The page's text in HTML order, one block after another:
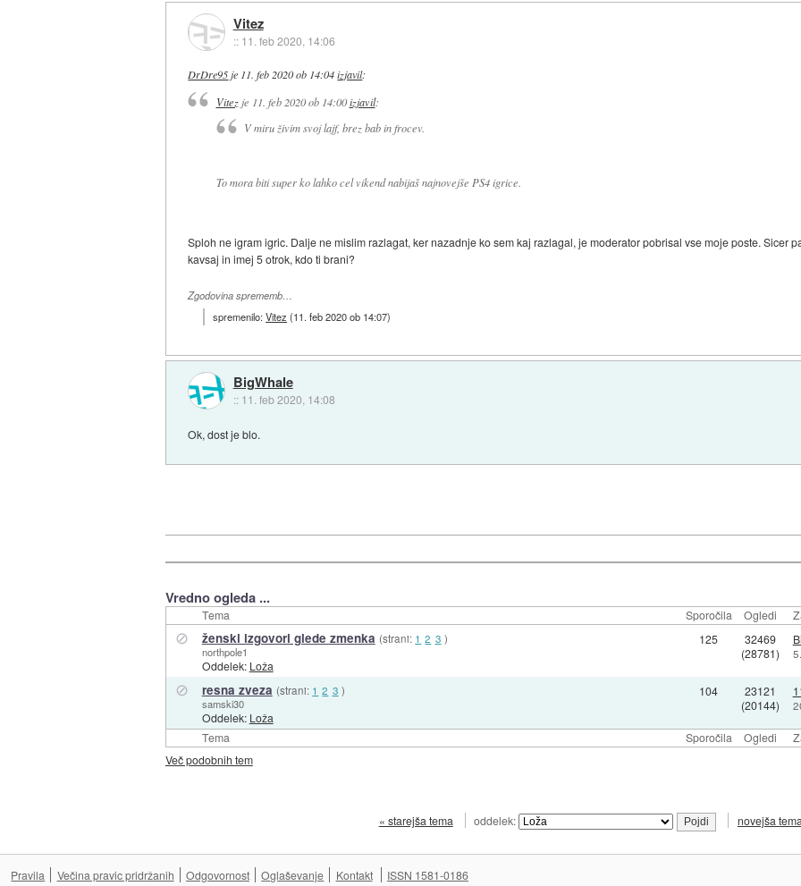
Vitez
:: 11. feb 2020, 14:06
DrDre95je 11. feb 2020 ob 14:04 izjavil:
Vitezje 11. feb 2020 ob 14:00 izjavil:
V miru živim svoj lajf, brez bab in frocev.
To mora biti super ko lahko cel vikend nabijaš najnovejše PS4 igrice.
Sploh ne igram igric. Dalje ne mislim razlagat, ker nazadnje ko sem kaj razlagal, je moderator pobrisal vse moje poste. Sicer
kavsaj in imej 5 otrok, kdo ti brani?
Zgodovina sprememb…
spremenilo:Vitez (11. feb 2020 ob 14:07)
BigWhale
:: 11. feb 2020, 14:08
Ok, dost je blo.
Vredno ogleda ...
Tema Sporočila Ogledi
Tema Sporočila Ogledi
⊘ ženski izgovori glede zmenka (strani: 1 2 3 )
northpole1
Oddelek: Loža
125
32469
(28781)
⊘ resna zveza (strani: 1 2 3 )
samski30
Oddelek: Loža
104
23121
(20144)
Več podobnih tem
« starejša tema oddelek: novejša
Pravila Večina pravic pridržanih Odgovornost Oglaševanje Kontakt ISSN 1581-0186